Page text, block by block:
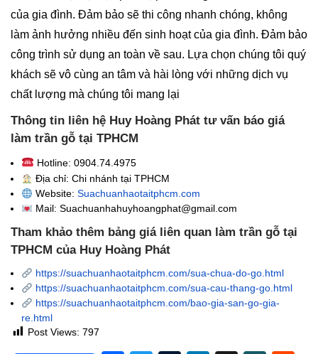
của gia đình. Đảm bảo sẽ thi công nhanh chóng, không
làm ảnh hưởng nhiều đến sinh hoạt của gia đình. Đảm bảo
công trình sử dụng an toàn về sau. Lựa chọn chúng tôi quý
khách sẽ vô cùng an tâm và hài lòng với những dịch vụ
chất lượng mà chúng tôi mang lại
Thông tin liên hệ Huy Hoàng Phát tư vấn báo giá
làm trần gỗ tại TPHCM
Hotline: 0904.74.4975
Địa chỉ: Chi nhánh tại TPHCM
Website: Suachuanhaotaitphcm.com
Mail: Suachuanhahuyhoangphat@gmail.com
Tham khảo thêm bảng giá liên quan làm trần gỗ tại
TPHCM của Huy Hoàng Phát
https://suachuanhaotaitphcm.com/sua-chua-do-go.html
https://suachuanhaotaitphcm.com/sua-cau-thang-go.html
https://suachuanhaotaitphcm.com/bao-gia-san-go-gia-
re.html
Post Views: 797